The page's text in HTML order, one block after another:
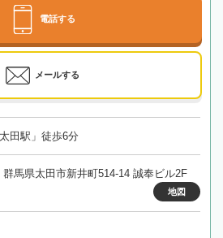
電話する
メールする
田駅」徒歩6分
群馬県太田市新井町514-14 誠奉ビル2F
地図